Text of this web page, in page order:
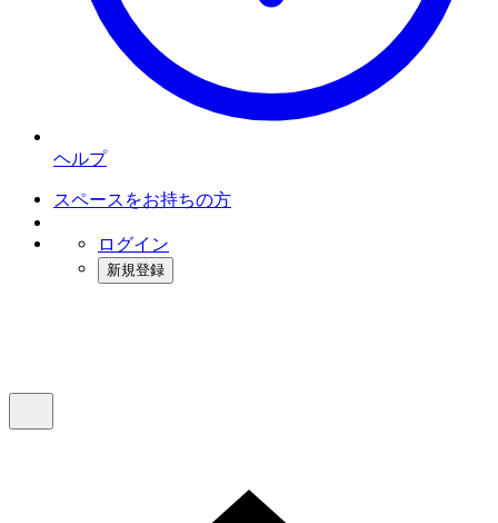
ヘルプ
スペースをお持ちの方
ログイン
新規登録